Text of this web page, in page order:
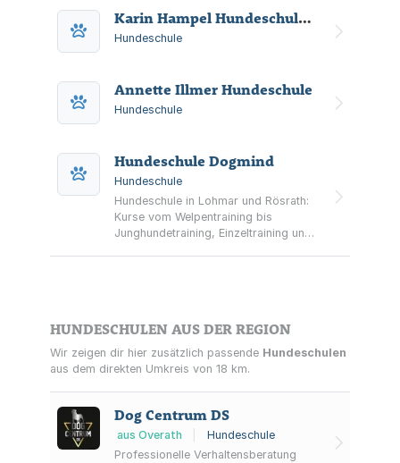
Karin Hampel Hundeschule Karin Hampel - Beratung & Training
Hundeschule
Annette Illmer Hundeschule
Hundeschule
Hundeschule Dogmind
Hundeschule
Hundeschule in Lohmar und Rösrath:
Kurse vom Welpentraining bis
Junghundetraining, Einzeltraining und
HUNDESCHULEN AUS DER REGION
Wir zeigen dir hier zusätzlich passende Hundeschulen
aus dem direkten Umkreis von 18 km.
Dog Centrum DS
aus Overath
Hundeschule
Professionelle Verhaltensberatung